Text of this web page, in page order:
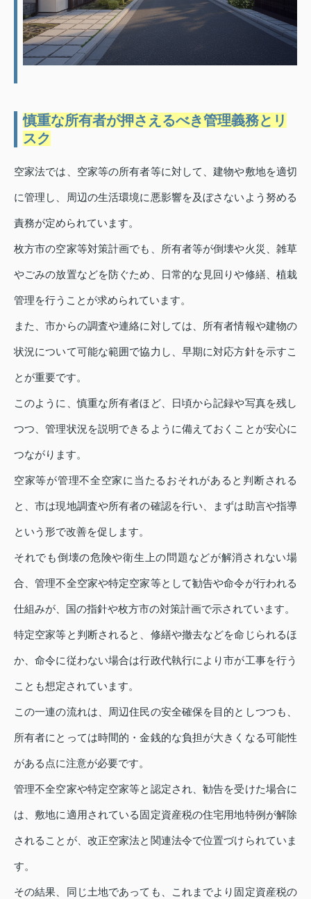
慎重な所有者が押さえるべき管理義務とリ
スク
空家法では、空家等の所有者等に対して、建物や敷地を適切
に管理し、周辺の生活環境に悪影響を及ぼさないよう努める
責務が定められています。
枚方市の空家等対策計画でも、所有者等が倒壊や火災、雑草
やごみの放置などを防ぐため、日常的な見回りや修繕、植栽
管理を行うことが求められています。
また、市からの調査や連絡に対しては、所有者情報や建物の
状況について可能な範囲で協力し、早期に対応方針を示すこ
とが重要です。
このように、慎重な所有者ほど、日頃から記録や写真を残し
つつ、管理状況を説明できるように備えておくことが安心に
つながります。
空家等が管理不全空家に当たるおそれがあると判断される
と、市は現地調査や所有者の確認を行い、まずは助言や指導
という形で改善を促します。
それでも倒壊の危険や衛生上の問題などが解消されない場
合、管理不全空家や特定空家等として勧告や命令が行われる
仕組みが、国の指針や枚方市の対策計画で示されています。
特定空家等と判断されると、修繕や撤去などを命じられるほ
か、命令に従わない場合は行政代執行により市が工事を行う
ことも想定されています。
この一連の流れは、周辺住民の安全確保を目的としつつも、
所有者にとっては時間的・金銭的な負担が大きくなる可能性
がある点に注意が必要です。
管理不全空家や特定空家等と認定され、勧告を受けた場合に
は、敷地に適用されている固定資産税の住宅用地特例が解除
されることが、改正空家法と関連法令で位置づけられていま
す。
その結果、同じ土地であっても、これまでより固定資産税の